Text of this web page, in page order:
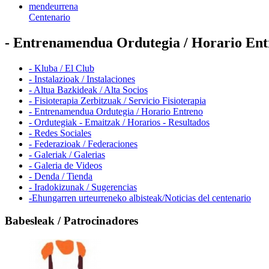
mendeurrena
Centenario
- Entrenamendua Ordutegia / Horario
- Kluba / El Club
- Instalazioak / Instalaciones
- Altua Bazkideak / Alta Socios
- Fisioterapia Zerbitzuak / Servicio Fisioterapia
- Entrenamendua Ordutegia / Horario Entreno
- Ordutegiak - Emaitzak / Horarios - Resultados
- Redes Sociales
- Federazioak / Federaciones
- Galeriak / Galerias
- Galeria de Videos
- Denda / Tienda
- Iradokizunak / Sugerencias
-Ehungarren urteurreneko albisteak/Noticias del centenario
Babesleak / Patrocinadores